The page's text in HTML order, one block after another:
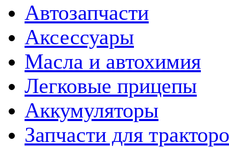
Автозапчасти
Аксессуары
Масла и автохимия
Легковые прицепы
Аккумуляторы
Запчасти для